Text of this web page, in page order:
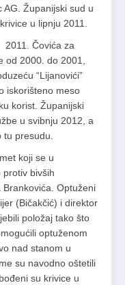
AG. Županijski sud u
u lipnju 2011.
2011. Čovića za
2000. do 2001,
“Lijanovići”
iskorišteno meso
korist. Županijski
u svibnju 2012, a
presudu.
koji se u
bivših
Optuženi
(Bičakčić) i direktor
položaj tako što
optuženom
nad stanom u
su navodno oštetili
su krivice u